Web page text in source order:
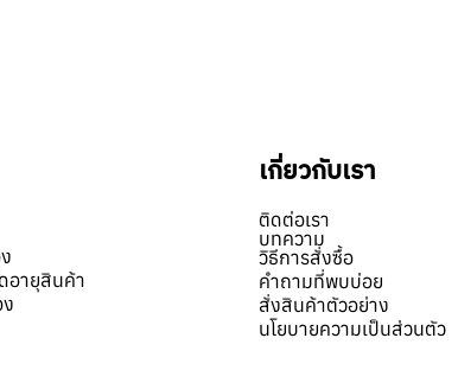
ายุสินค้า
เกี่ยวกับเรา
วิธีการสั่งซื้อ
ติดต่อเรา
บทความ
คำถามที่พบบ่อย
สั่งสินค้าตัวอย่าง
นโยบายความเป็นส่วนตัว